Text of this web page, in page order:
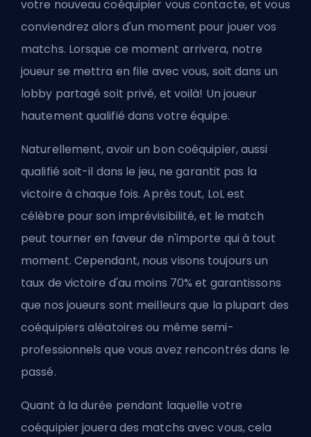
votre nouveau coéquipier vous contacte, et vous
conviendrez alors d'un moment pour jouer vos
matchs. Lorsque ce moment arrivera, notre
joueur se mettra en file avec vous, soit dans un
lobby partagé soit privé, et voilà! Un joueur
hautement qualifié dans votre équipe.
Naturellement, avoir un bon coéquipier, aussi
qualifié soit-il dans le jeu, ne garantit pas la
victoire à chaque fois. Après tout, LoL est
célèbre pour son imprévisibilité, et le match
peut tourner en faveur de n'importe qui à tout
moment. Cependant, nous visons toujours un
taux de victoire d'au moins 70% et garantissons
que nos joueurs sont meilleurs que la plupart des
coéquipiers aléatoires ou même semi-
professionnels que vous avez rencontrés dans le
passé.
Quant à la durée pendant laquelle votre
coéquipier jouera des matchs avec vous, cela